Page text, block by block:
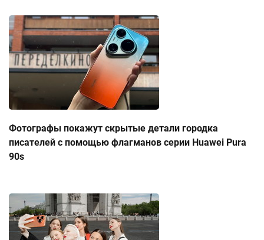
Фотографы покажут скрытые детали городка
писателей с помощью флагманов серии Huawei Pura
90s